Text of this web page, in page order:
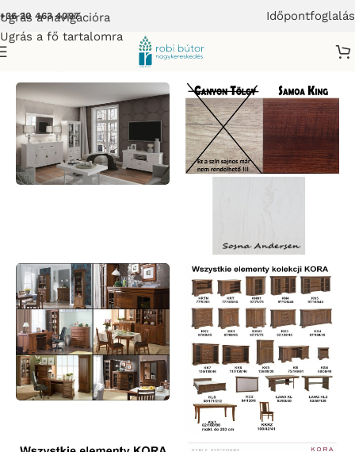
Ugrás a navigációra
Ugrás a fő tartalomra
+36 20 463 4097 Időpontfoglalás
VINTAGE BÚTOR